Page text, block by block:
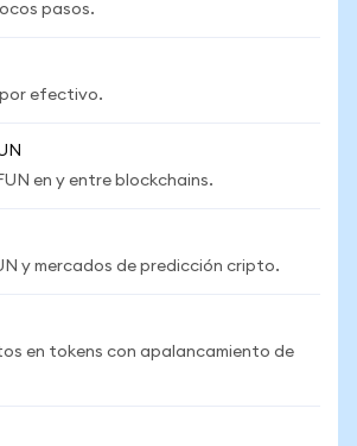
pasos.
efectivo.
en y entre blockchains.
y mercados de predicción cripto.
en tokens con apalancamiento de